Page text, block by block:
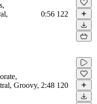
0:56 122
Groovy, 2:48 120